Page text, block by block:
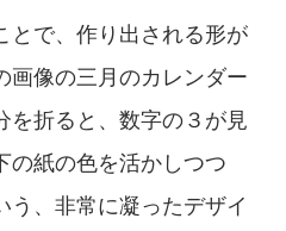
とで、作り出される形が
画像の三月のカレンダー
を折ると、数字の３が見
の紙の色を活かしつつ
う、非常に凝ったデザイ